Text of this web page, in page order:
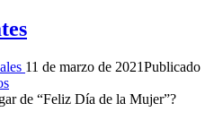
11 de marzo de 2021Publicado
de “Feliz Día de la Mujer”?